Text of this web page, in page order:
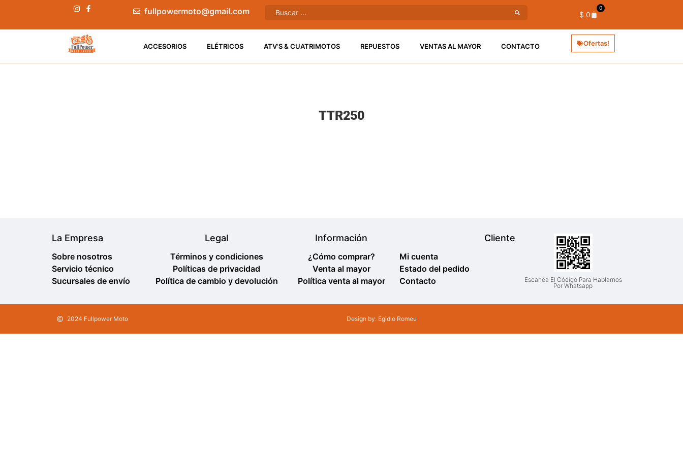
fullpowermoto@gmail.com $ 0
0
ACCESORIOS ELÉTRICOS ATV’S & CUATRIMOTOS REPUESTOS VENTAS AL MAYOR CONTACTO Ofertas!
TTR250
La Empresa
Sobre nosotros
Servicio técnico
Sucursales de envío
Legal
Términos y condiciones
Políticas de privacidad
Política de cambio y devolución
Información
¿Cómo comprar?
Venta al mayor
Política venta al mayor
Cliente
Mi cuenta
Estado del pedido
Contacto
Escanea El Código Para Hablarnos
Por Whatsapp
2024 Fullpower Moto Design by: Egidio Romeu